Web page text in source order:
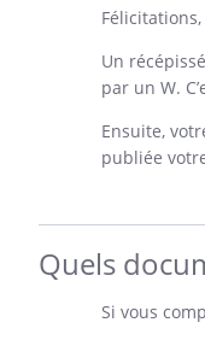
Un
par un W.
Ensuite,
publiée
Quels
Si vous